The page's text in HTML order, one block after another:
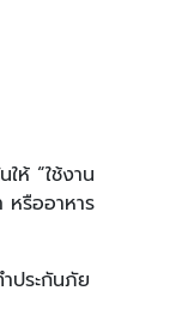
ห้ “ใช้งาน
หรืออาหาร
ประกันภัย